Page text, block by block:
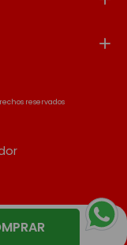
reservados